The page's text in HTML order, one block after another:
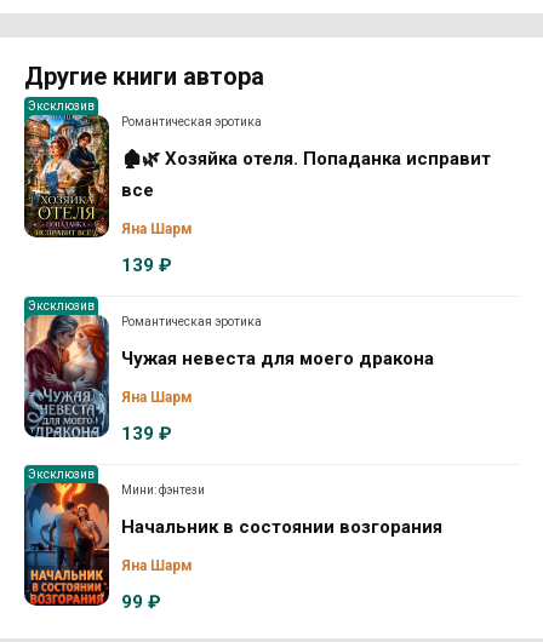
Другие книги автора
Эксклюзив
Романтическая эротика
🏚️🌿 Хозяйка отеля. Попаданка исправит
все
Яна Шарм
139 ₽
Эксклюзив
Романтическая эротика
Чужая невеста для моего дракона
Яна Шарм
139 ₽
Эксклюзив
Мини: фэнтези
Начальник в состоянии возгорания
Яна Шарм
99 ₽